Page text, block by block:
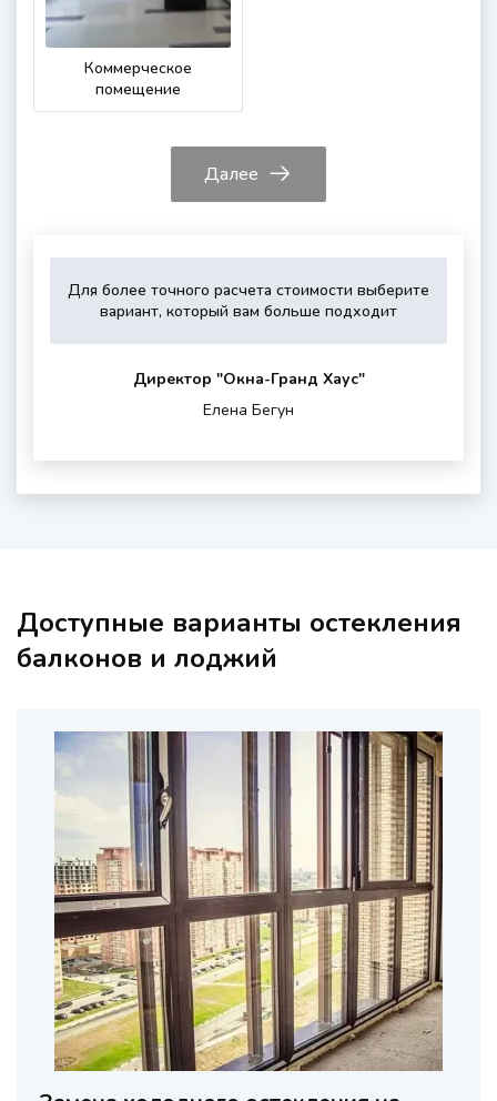
Коммерческое
помещение
Далее
Для более точного расчета стоимости выберите
вариант, который вам больше подходитУкажите,
Выберите,
Это
шумности
окном
Укажите
Директор "Oкна-Гранд Хаус"
Елена Бегун
Доступные варианты остекления
балконов и лоджий